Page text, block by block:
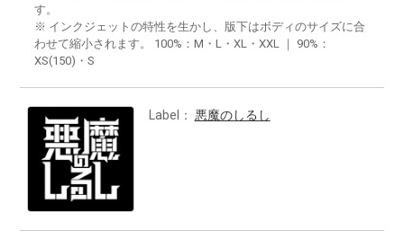
す。
※ インクジェットの特性を生かし、版下はボディのサイズに合
わせて縮小されます。 100%：M・L・XL・XXL ｜ 90%：
XS(150)・S
Label： 悪魔のしるし